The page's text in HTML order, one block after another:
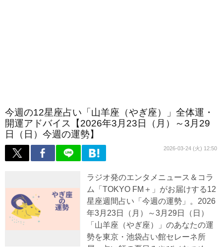
今週の12星座占い「山羊座（やぎ座）」全体運・
開運アドバイス【2026年3月23日（月）～3月29
日（日）今週の運勢】
2026-03-24 (火) 12:50
ラジオ発のエンタメニュース＆コラ
ム「TOKYO FM＋」がお届けする12
星座週間占い「今週の運勢」。2026
年3月23日（月）～3月29日（日）
「山羊座（やぎ座）」のあなたの運
勢を東京・池袋占い館セレーネ所